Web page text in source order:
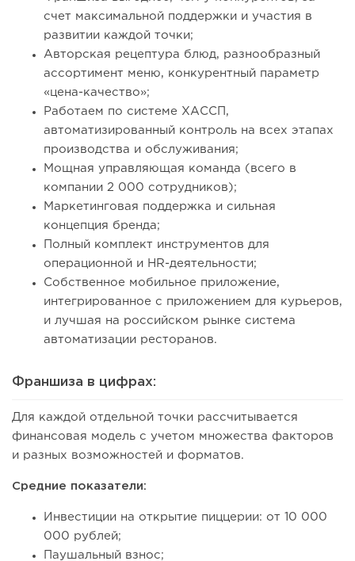
счет максимальной поддержки и участия в
развитии каждой точки;
Авторская рецептура блюд, разнообразный
ассортимент меню, конкурентный параметр
«цена-качество»;
Работаем по системе ХАССП,
автоматизированный контроль на всех этапах
производства и обслуживания;
Мощная управляющая команда (всего в
компании 2 000 сотрудников);
Маркетинговая поддержка и сильная
концепция бренда;
Полный комплект инструментов для
операционной и HR-деятельности;
Собственное мобильное приложение,
интегрированное с приложением для курьеров,
и лучшая на российском рынке система
автоматизации ресторанов.
Франшиза в цифрах:
Для каждой отдельной точки рассчитывается
финансовая модель с учетом множества факторов
и разных возможностей и форматов.
Средние показатели:
Инвестиции на открытие пиццерии: от 10 000
000 рублей;
Паушальный взнос;